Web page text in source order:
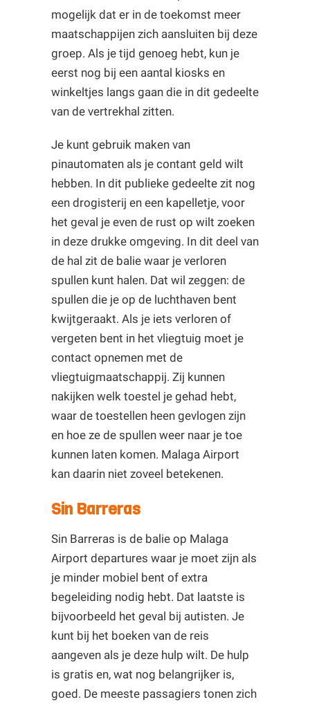
mogelijk dat er in de toekomst meer
maatschappijen zich aansluiten bij deze
groep. Als je tijd genoeg hebt, kun je
eerst nog bij een aantal kiosks en
winkeltjes langs gaan die in dit gedeelte
van de vertrekhal zitten.
Je kunt gebruik maken van
pinautomaten als je contant geld wilt
hebben. In dit publieke gedeelte zit nog
een drogisterij en een kapelletje, voor
het geval je even de rust op wilt zoeken
in deze drukke omgeving. In dit deel van
de hal zit de balie waar je verloren
spullen kunt halen. Dat wil zeggen: de
spullen die je op de luchthaven bent
kwijtgeraakt. Als je iets verloren of
vergeten bent in het vliegtuig moet je
contact opnemen met de
vliegtuigmaatschappij. Zij kunnen
nakijken welk toestel je gehad hebt,
waar de toestellen heen gevlogen zijn
en hoe ze de spullen weer naar je toe
kunnen laten komen. Malaga Airport
kan daarin niet zoveel betekenen.
Sin Barreras
Sin Barreras is de balie op Malaga
Airport departures waar je moet zijn als
je minder mobiel bent of extra
begeleiding nodig hebt. Dat laatste is
bijvoorbeeld het geval bij autisten. Je
kunt bij het boeken van de reis
aangeven als je deze hulp wilt. De hulp
is gratis en, wat nog belangrijker is,
goed. De meeste passagiers tonen zich